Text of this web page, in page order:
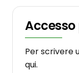
Accesso
Per scrivere
qui.